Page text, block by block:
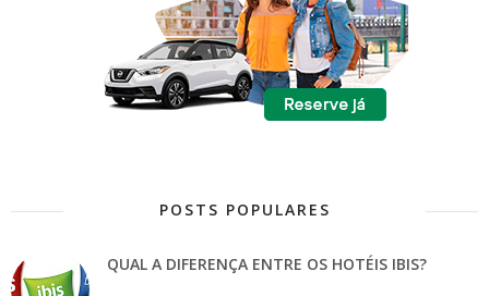
POSTS POPULARES
QUAL A DIFERENÇA ENTRE OS HOTÉIS IBIS?